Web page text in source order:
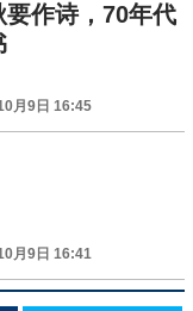
作诗，70年代
月9日 16:45
月9日 16:41